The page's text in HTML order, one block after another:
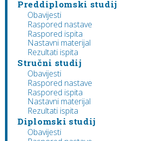
Preddiplomski studij
Obavijesti
Raspored nastave
Raspored ispita
Nastavni materijal
Rezultati ispita
Stručni studij
Obavijesti
Raspored nastave
Raspored ispita
Nastavni materijal
Rezultati ispita
Diplomski studij
Obavijesti